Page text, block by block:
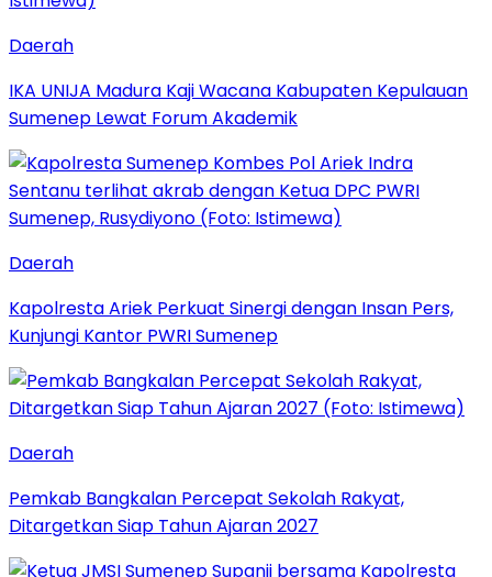
Daerah
IKA UNIJA Madura Kaji Wacana Kabupaten Kepulauan
Sumenep Lewat Forum Akademik
Daerah
Kapolresta Ariek Perkuat Sinergi dengan Insan Pers,
Kunjungi Kantor PWRI Sumenep
Daerah
Pemkab Bangkalan Percepat Sekolah Rakyat,
Ditargetkan Siap Tahun Ajaran 2027